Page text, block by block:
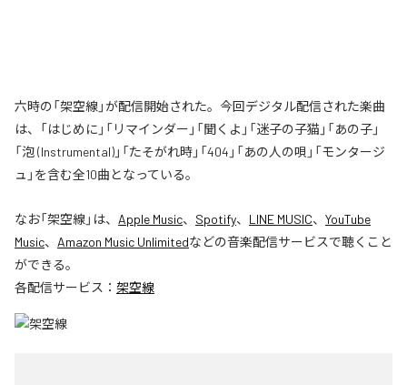
六時の「架空線」が配信開始された。今回デジタル配信された楽曲
は、「はじめに」「リマインダー」「聞くよ」「迷子の子猫」「あの子」
「泡 (Instrumental)」「たそがれ時」「404」「あの人の唄」「モンタージ
ュ」を含む全10曲となっている。
なお「架空線」は、 Apple Music、 Spotify、 LINE MUSIC、 YouTube
Music、 Amazon Music Unlimitedなどの音楽配信サービスで聴くこと
ができる。
各配信サービス： 架空線